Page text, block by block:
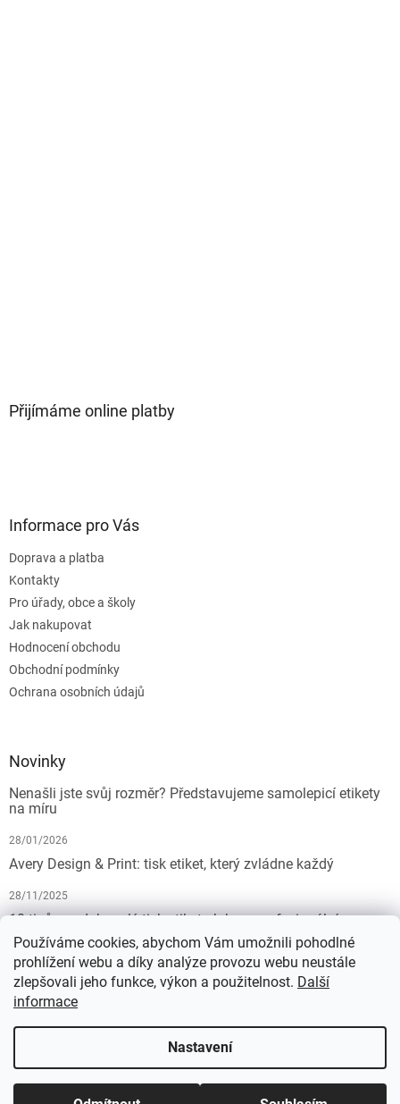
Používáme cookies, abychom Vám umožnili pohodlné
prohlížení webu a díky analýze provozu webu neustále
zlepšovali jeho funkce, výkon a použitelnost. Další
informace
Nastavení
Přijímáme online platby
Informace pro Vás
Doprava a platba
Kontakty
Pro úřady, obce a školy
Jak nakupovat
Hodnocení obchodu
Obchodní podmínky
Ochrana osobních údajů
Novinky
Nenašli jste svůj rozměr? Představujeme samolepicí etikety
na míru
28/01/2026
Avery Design & Print: tisk etiket, který zvládne každý
28/11/2025
10 tipů pro dokonalý tisk etiket: Jak na profesionální
výsledek bez starostí
19/07/2025
KALEDA, a.s. | etikety-stitky.cz